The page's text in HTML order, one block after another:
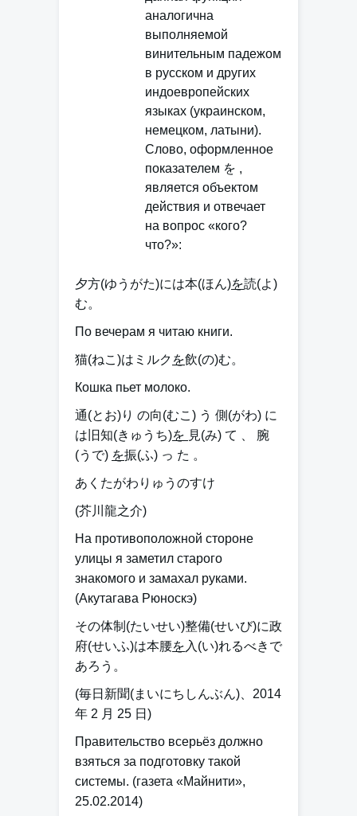
аналогична
выполняемой
винительным падежом
в русском и других
индоевропейских
языках (украинском,
немецком, латыни).
Слово, оформленное
показателем を ,
является объектом
действия и отвечает
на вопрос «кого?
что?»:
夕方(ゆうがた)には本(ほん)を読(よ)
む。
По вечерам я читаю книги.
猫(ねこ)はミルク を飲(の)む。
Кошка пьет молоко.
通(とお)り の向(むこ) う 側(がわ) に
は旧知(きゅうち)を 見(み) て 、 腕
(うで) を振(ふ) っ た 。
あくたがわりゅうのすけ
(芥川龍之介)
На противоположной стороне
улицы я заметил старого
знакомого и замахал руками.
(Акутагава Рюноскэ)
その体制(たいせい)整備(せいび)に政
府(せいふ)は本腰を 入(い)れるべきで
あろう。
(毎日新聞(まいにちしんぶん)、2014
年 2 月 25 日)
Правительство всерьёз должно
взяться за подготовку такой
системы. (газета «Майнити»,
25.02.2014)